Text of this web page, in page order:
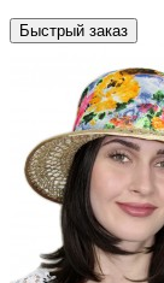
Быстрый заказ